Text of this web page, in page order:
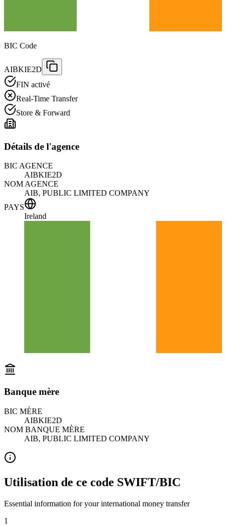
BIC Code
AIBKIE2D
FIN activé
Real-Time Transfer
Store & Forward
Détails de l'agence
BIC AGENCE
AIBKIE2D
NOM AGENCE
AIB, PUBLIC LIMITED COMPANY
PAYS
Ireland
Banque mère
BIC MÈRE
AIBKIE2D
NOM BANQUE MÈRE
AIB, PUBLIC LIMITED COMPANY
Utilisation de ce code SWIFT/BIC
Essential information for your international money transfer
1